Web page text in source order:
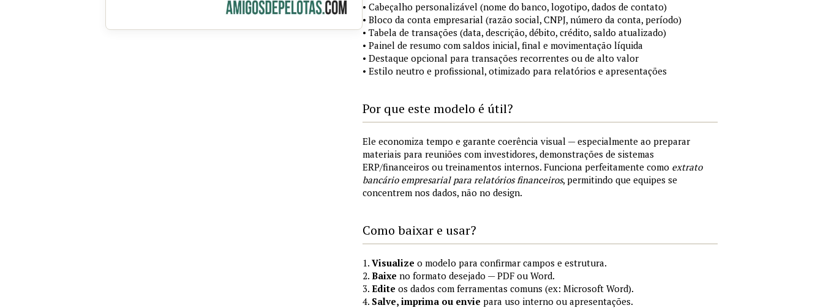
• Cabeçalho personalizável (nome do banco, logotipo, dados de contato)
• Bloco da conta empresarial (razão social, CNPJ, número da conta, período)
• Tabela de transações (data, descrição, débito, crédito, saldo atualizado)
• Painel de resumo com saldos inicial, final e movimentação líquida
• Destaque opcional para transações recorrentes ou de alto valor
• Estilo neutro e profissional, otimizado para relatórios e apresentações
Por que este modelo é útil?
Ele economiza tempo e garante coerência visual — especialmente ao preparar
materiais para reuniões com investidores, demonstrações de sistemas
ERP/financeiros ou treinamentos internos. Funciona perfeitamente como extrato
bancário empresarial para relatórios financeiros, permitindo que equipes se
concentrem nos dados, não no design.
Como baixar e usar?
1. Visualize o modelo para confirmar campos e estrutura.
2. Baixe no formato desejado — PDF ou Word.
3. Edite os dados com ferramentas comuns (ex: Microsoft Word).
4. Salve, imprima ou envie para uso interno ou apresentações.